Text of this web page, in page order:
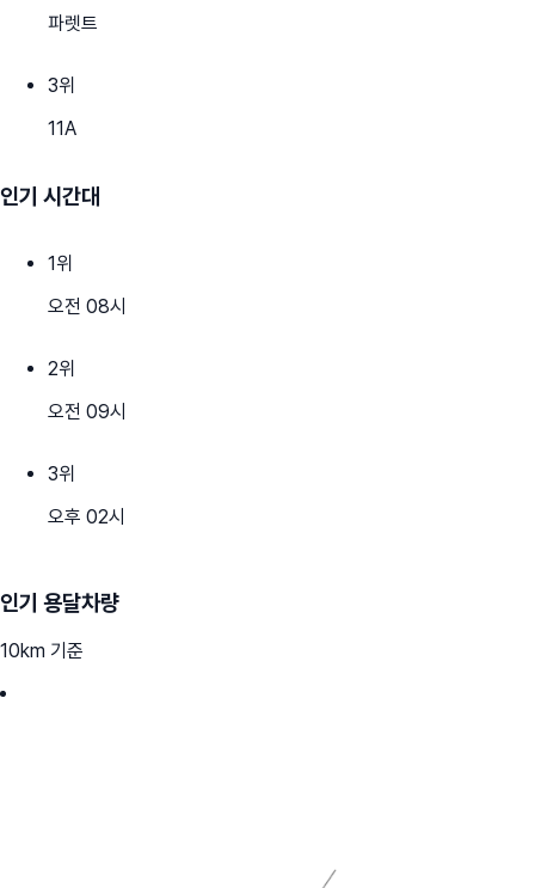
파렛트
3위
11A
인기 시간대
1위
오전 08시
2위
오전 09시
3위
오후 02시
인기 용달차량
10km 기준